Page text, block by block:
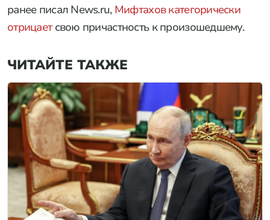
ранее писал News.ru, Мифтахов категорически
отрицаетсвою причастность к произошедшему.
ЧИТАЙТЕ ТАКЖЕ